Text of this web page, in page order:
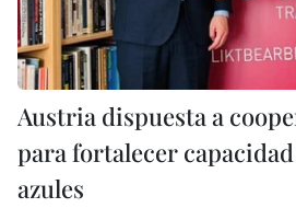
Austria dispuesta a
para fortalecer capacidad
azules